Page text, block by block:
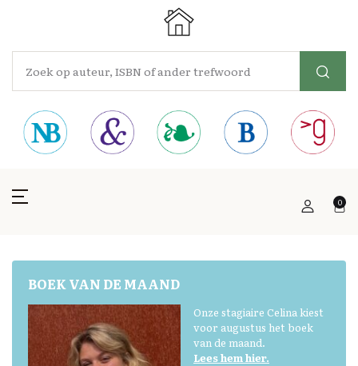
0
BOEK VAN DE MAAND
Onze stagiaire Celina kiest
voor augustus het boek
van de maand.
Lees hem hier.